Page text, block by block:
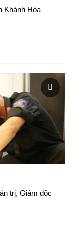
Khánh Hòa
trị, Giám đốc